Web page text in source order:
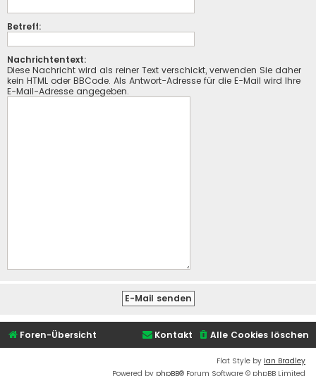
Betreff:
Nachrichtentext:
Diese Nachricht wird als reiner Text verschickt, verwenden Sie daher
kein HTML oder BBCode. Als Antwort-Adresse für die E-Mail wird Ihre
E-Mail-Adresse angegeben.
Foren-Übersicht Alle Cookies löschen
Kontakt
Flat Style by Ian Bradley
Powered by phpBB® Forum Software © phpBB Limited